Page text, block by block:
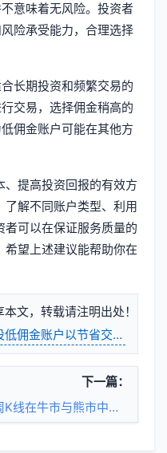
意味着无风险。投资者
险承受能力，合理选择
长期投资和频繁交易的
交易，选择佣金稍高的
佣金账户可能在其他方
提高投资回报的有效方
解不同账户类型、利用
可以在保证服务质量的
望上述建议能帮助你在
文，转载请注明出处！
佣金账户以节省交易成本
下一篇：
周K线在牛市与熊市中的操作策略